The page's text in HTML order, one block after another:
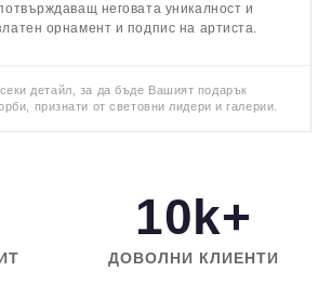
неговата уникалност и
орнамент и подпис на артиста.
детайл, за да бъде Вашият подарък
признати от световни лидери и галерии.
10k+
ДОВОЛНИ КЛИЕНТИ